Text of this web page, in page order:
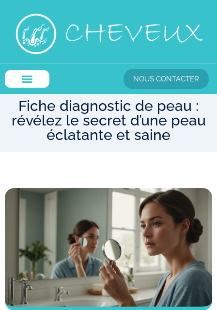
NOUS CONTACTER
Fiche diagnostic de peau :
révélez le secret d’une peau
éclatante et saine